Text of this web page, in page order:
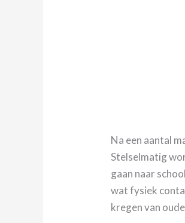
Na een aantal
Stelselmatig
gaan naar
wat fysiek
kregen van